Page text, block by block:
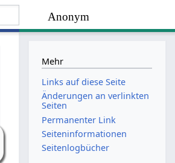
Anonym
Mehr
Links auf diese Seite
Änderungen an verlinkten
Seiten
Permanenter Link
Seiten­­informationen
Seitenlogbücher